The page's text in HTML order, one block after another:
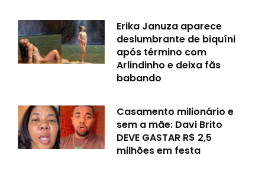
Erika Januza aparece
deslumbrante de biquíni
após término com
Arlindinho e deixa fãs
babando
Casamento milionário e
sem a mãe: Davi Brito
DEVE GASTAR R$ 2,5
milhões em festa